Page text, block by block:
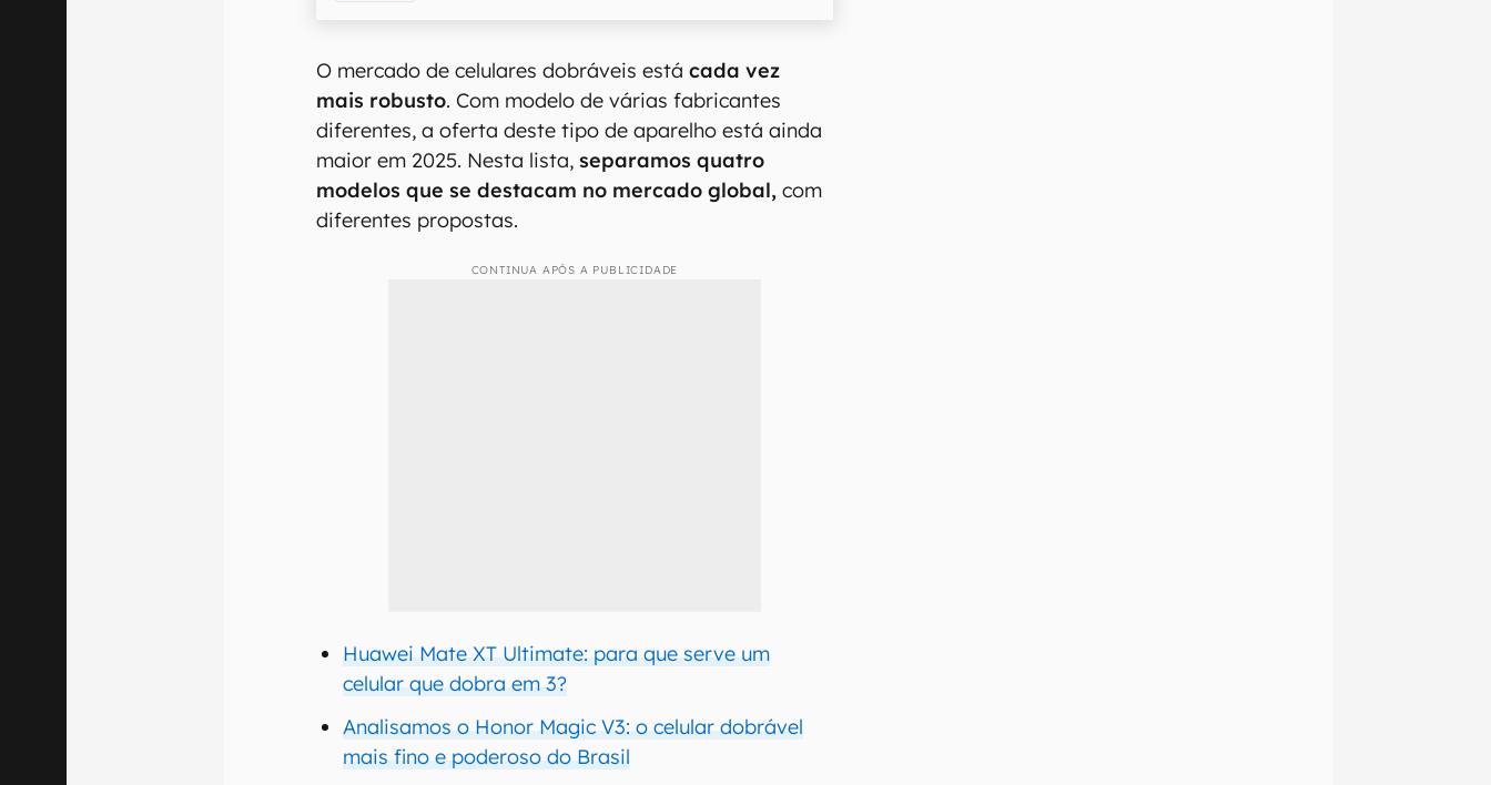
O mercado de celulares dobráveis está cada vez
mais robusto. Com modelo de várias fabricantes
diferentes, a oferta deste tipo de aparelho está ainda
maior em 2025. Nesta lista,separamos quatro
modelos que se destacam no mercado global, com
diferentes propostas.
CONTINUA APÓS A PUBLICIDADE
Huawei Mate XT Ultimate: para que serve um
celular que dobra em 3?
Analisamos o Honor Magic V3: o celular dobrável
mais fino e poderoso do Brasil